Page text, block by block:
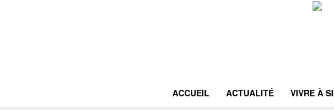
ACCUEIL ACTUALITÉ VIVRE À